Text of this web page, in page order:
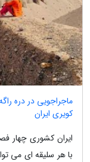
ماجراجویی در دره
کویری ایران
ایران کشوری چهار
با هر سلیقه ای می